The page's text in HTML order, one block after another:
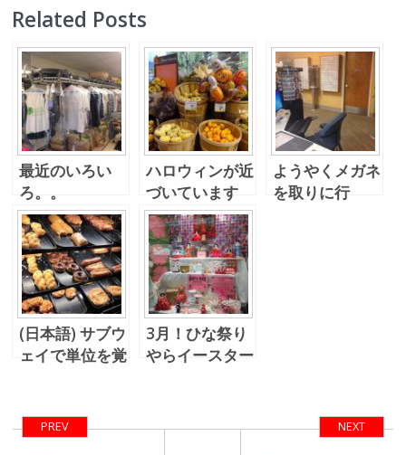
Related Posts
最近のいろい
ろ。。
ハロウィンが近
づいています
(^○^)
ようやくメガネ
を取りに行
(日本語) サブウ
ェイで単位を覚
3月！ひな祭り
やらイースター
PREV NEXT